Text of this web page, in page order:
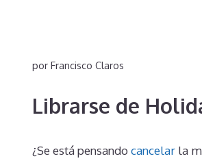
por Francisco Claros
Librarse de
¿Se está pensando cancelar la